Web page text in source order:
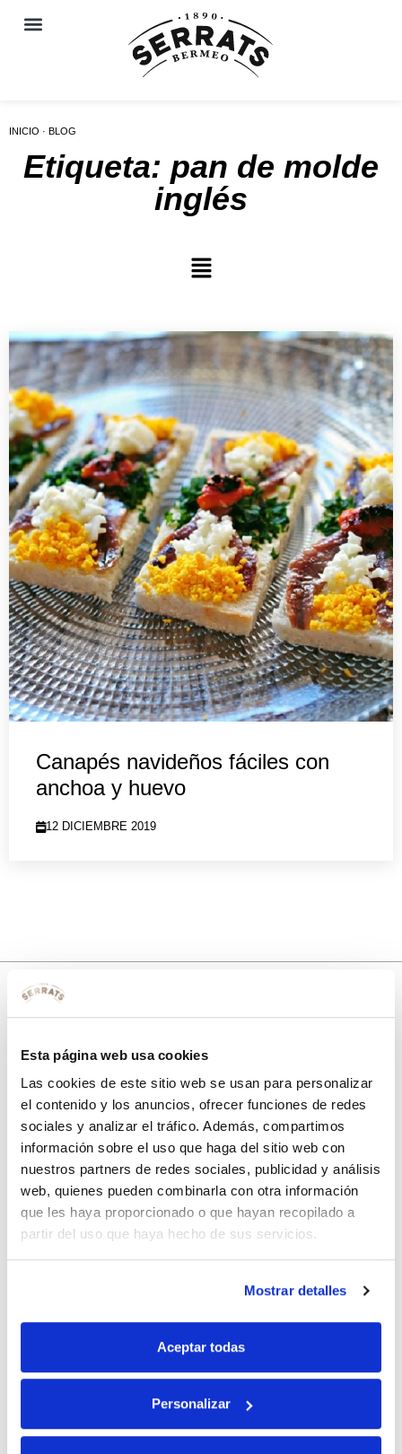
Esta página web usa cookies
Las cookies de este sitio web se usan para personalizar
el contenido y los anuncios, ofrecer funciones de redes
sociales y analizar el tráfico. Además, compartimos
información sobre el uso que haga del sitio web con
nuestros partners de redes sociales, publicidad y análisis
web, quienes pueden combinarla con otra información
que les haya proporcionado o que hayan recopilado a
partir del uso que haya hecho de sus servicios.
Mostrar detalles
Aceptar todas
Personalizar
INICIO · BLOG
Etiqueta: pan de molde
inglés
Canapés navideños fáciles con
anchoa y huevo
12 DICIEMBRE 2019
con tu primera compra.
Apúntatea nuestra newsletter para recibir nuestras ofertas
disfruta de
un 10% de descuento en tu primera compra.
Si, he leído y acepto la política de protección de datos.
fines comerciales, legitimación: consentimiento, destinatarios: proveedor de
mensajería online, derechos: Acceder, rectificar y suprimir los datos, así como
otros derechos, como se explica en la información adicional.